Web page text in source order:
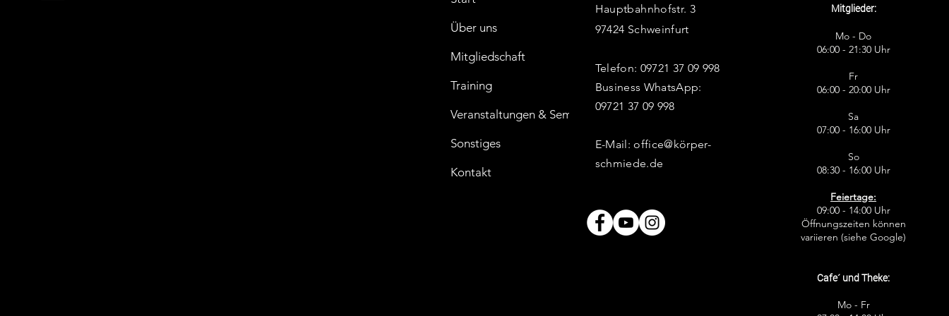
Über uns
Mitgliedschaft
Training
Veranstaltungen & Seminare
Sonstiges
Kontakt
Hauptbahnhofstr. 3
97424 Schweinfurt
Telefon: 09721 37 09 998
Business WhatsApp:
09721 37 09 998
E-Mail: office@körper-
schmiede.de
Mitglieder:
Mo - Do
06:00 - 21:30 Uhr
Fr
06:00 - 20:00 Uhr
Sa
07:00 - 16:00 Uhr
So
08:30 - 16:00 Uhr
Feiertage:
09:00 - 14:00 Uhr
Öffnungszeiten können
variieren (siehe Google)
Cafe´ und Theke:
Mo - Fr